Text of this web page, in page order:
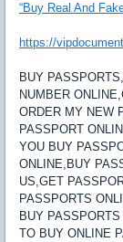
“Buy Real And
https://
BUY
NUMBER
ORDER MY NEW
PASSPORT
YOU BUY
ONLINE,BUY
US,GET
PASSPORTS
BUY
TO BUY ONLINE